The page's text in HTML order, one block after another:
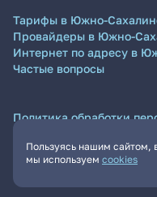
Пользуясь нашим сайтом,
мы используем cookies
Тарифы в Южно-
Провайдеры в Южно-
Интернет по адресу в
Частые вопросы
Политика обработки
Пользовательское